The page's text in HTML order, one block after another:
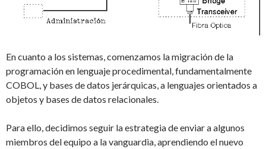
En cuanto a los sistemas, comenzamos la migración de la
programación en lenguaje procedimental, fundamentalmente
COBOL, y bases de datos jerárquicas, a lenguajes orientados a
objetos y bases de datos relacionales.
Para ello, decidimos seguir la estrategia de enviar a algunos
miembros del equipo a la vanguardia, aprendiendo el nuevo